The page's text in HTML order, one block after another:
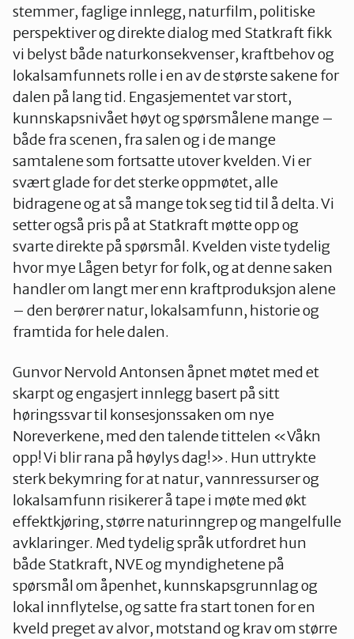
stemmer, faglige innlegg, naturfilm, politiske
perspektiver og direkte dialog med Statkraft fikk
vi belyst både naturkonsekvenser, kraftbehov og
lokalsamfunnets rolle i en av de største sakene for
dalen på lang tid. Engasjementet var stort,
kunnskapsnivået høyt og spørsmålene mange –
både fra scenen, fra salen og i de mange
samtalene som fortsatte utover kvelden. Vi er
svært glade for det sterke oppmøtet, alle
bidragene og at så mange tok seg tid til å delta. Vi
setter også pris på at Statkraft møtte opp og
svarte direkte på spørsmål. Kvelden viste tydelig
hvor mye Lågen betyr for folk, og at denne saken
handler om langt mer enn kraftproduksjon alene
– den berører natur, lokalsamfunn, historie og
framtida for hele dalen.
Gunvor Nervold Antonsen åpnet møtet med et
skarpt og engasjert innlegg basert på sitt
høringssvar til konsesjonssaken om nye
Noreverkene, med den talende tittelen «Våkn
opp! Vi blir rana på høylys dag!». Hun uttrykte
sterk bekymring for at natur, vannressurser og
lokalsamfunn risikerer å tape i møte med økt
effektkjøring, større naturinngrep og mangelfulle
avklaringer. Med tydelig språk utfordret hun
både Statkraft, NVE og myndighetene på
spørsmål om åpenhet, kunnskapsgrunnlag og
lokal innflytelse, og satte fra start tonen for en
kveld preget av alvor, motstand og krav om større